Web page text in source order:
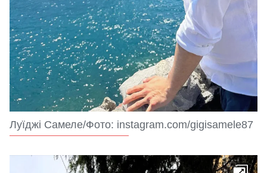
Луїджі Самеле/Фото: instagram.com/gigisamele87